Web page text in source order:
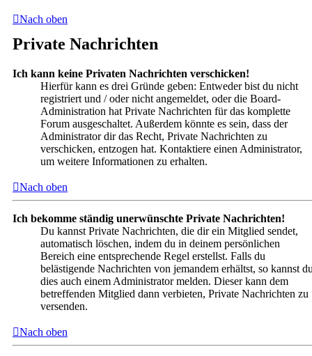
Nach oben
Private Nachrichten
Ich kann keine Privaten Nachrichten verschicken!
Hierfür kann es drei Gründe geben: Entweder bist du nicht
registriert und / oder nicht angemeldet, oder die Board-
Administration hat Private Nachrichten für das komplette
Forum ausgeschaltet. Außerdem könnte es sein, dass der
Administrator dir das Recht, Private Nachrichten zu
verschicken, entzogen hat. Kontaktiere einen Administrator,
um weitere Informationen zu erhalten.
Nach oben
Ich bekomme ständig unerwünschte Private Nachrichten!
Du kannst Private Nachrichten, die dir ein Mitglied sendet,
automatisch löschen, indem du in deinem persönlichen
Bereich eine entsprechende Regel erstellst. Falls du
belästigende Nachrichten von jemandem erhältst, so kannst
dies auch einem Administrator melden. Dieser kann dem
betreffenden Mitglied dann verbieten, Private Nachrichten zu
versenden.
Nach oben